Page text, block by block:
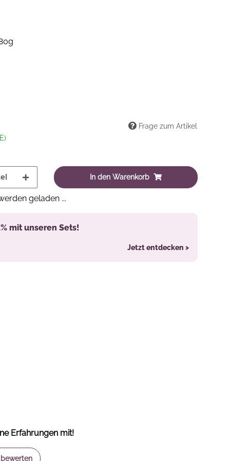
Frage zum Artikel
In den Warenkorb
geladen ...
mit unseren Sets!
Jetzt entdecken >
Erfahrungen mit!